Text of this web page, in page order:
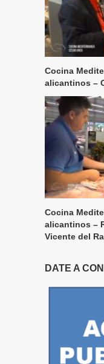
Cocina
alicantinos –
Cocina
alicantinos –
Vicente del
DATE A